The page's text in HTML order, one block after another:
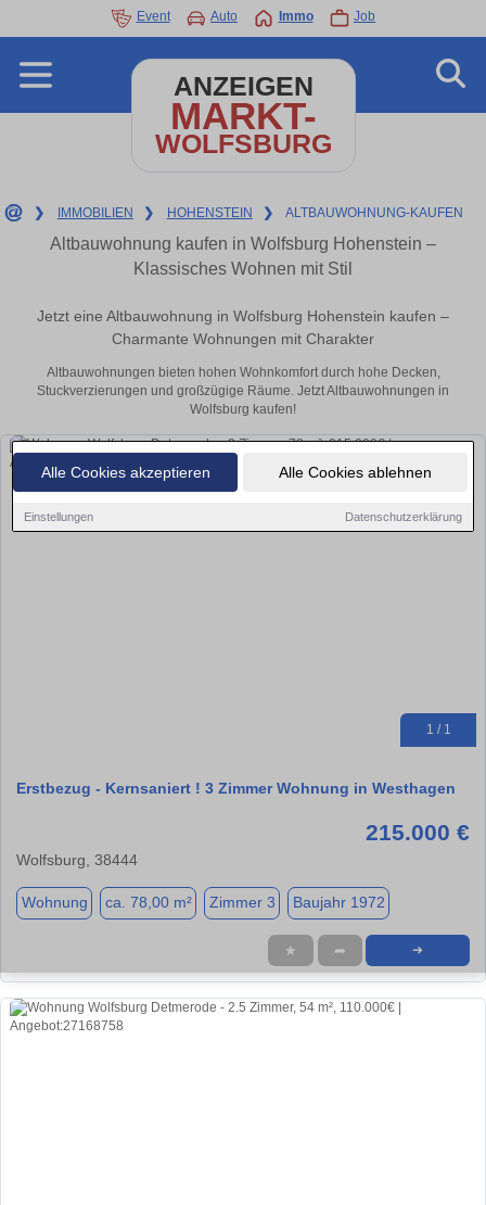
Alle Cookies akzeptieren Alle Cookies ablehnen
Einstellungen Datenschutzerklärung
Event Auto Immo Job
ANZEIGEN
MARKT-
WOLFSBURG
❯ IMMOBILIEN ❯ HOHENSTEIN ❯ ALTBAUWOHNUNG-KAUFEN
Altbauwohnung kaufen in Wolfsburg Hohenstein –
Klassisches Wohnen mit Stil
Jetzt eine Altbauwohnung in Wolfsburg Hohenstein kaufen –
Charmante Wohnungen mit Charakter
Altbauwohnungen bieten hohen Wohnkomfort durch hohe Decken,
Stuckverzierungen und großzügige Räume. Jetzt Altbauwohnungen in
Wolfsburg kaufen!
1 / 1
Erstbezug - Kernsaniert ! 3 Zimmer Wohnung in Westhagen
215.000 €
Wolfsburg, 38444
Wohnung ca. 78,00 m² Zimmer 3 Baujahr 1972
★ ➦ ➜